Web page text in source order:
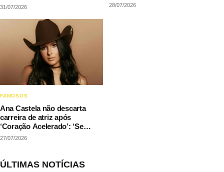
31/07/2026 28/07/2026
FAMOSOS
Ana Castela não descarta
carreira de atriz após
‘Coração Acelerado’: ‘Se
couber na agenda’
27/07/2026
ÚLTIMAS NOTÍCIAS